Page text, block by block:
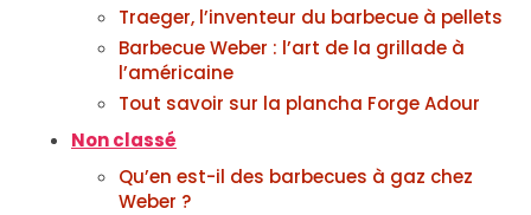
Traeger, l’inventeur du barbecue à pellets
Barbecue Weber : l’art de la grillade à
l’américaine
Tout savoir sur la plancha Forge Adour
Non classé
Qu’en est-il des barbecues à gaz chez
Weber ?